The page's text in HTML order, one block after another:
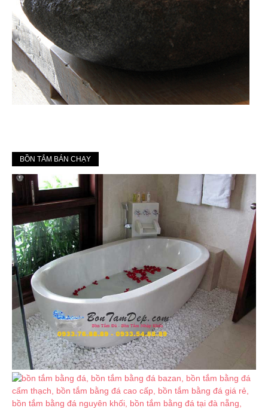
BỒN TẮM BÁN CHẠY